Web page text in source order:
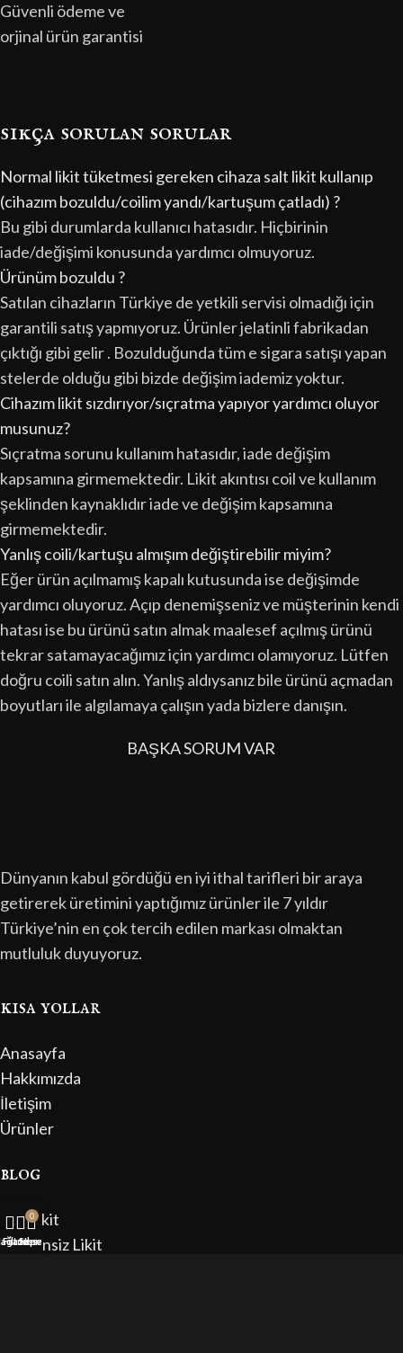
Güvenli ödeme ve
orjinal ürün garantisi
sıkça sorulan sorular
Normal likit tüketmesi gereken cihaza salt likit kullanıp
(cihazım bozuldu/coilim yandı/kartuşum çatladı) ?
Bu gibi durumlarda kullanıcı hatasıdır. Hiçbirinin
iade/değişimi konusunda yardımcı olmuyoruz.
Ürünüm bozuldu ?
Satılan cihazların Türkiye de yetkili servisi olmadığı için
garantili satış yapmıyoruz. Ürünler jelatinli fabrikadan
çıktığı gibi gelir . Bozulduğunda tüm e sigara satışı yapan
stelerde olduğu gibi bizde değişim iademiz yoktur.
Cihazım likit sızdırıyor/sıçratma yapıyor yardımcı oluyor
musunuz?
Sıçratma sorunu kullanım hatasıdır, iade değişim
kapsamına girmemektedir. Likit akıntısı coil ve kullanım
şeklinden kaynaklıdır iade ve değişim kapsamına
girmemektedir.
Yanlış coili/kartuşu almışım değiştirebilir miyim?
Eğer ürün açılmamış kapalı kutusunda ise değişimde
yardımcı oluyoruz. Açıp denemişseniz ve müşterinin kendi
hatası ise bu ürünü satın almak maalesef açılmış ürünü
tekrar satamayacağımız için yardımcı olamıyoruz. Lütfen
doğru coili satın alın. Yanlış aldıysanız bile ürünü açmadan
boyutları ile algılamaya çalışın yada bizlere danışın.
BAŞKA SORUM VAR
Dünyanın kabul gördüğü en iyi ithal tarifleri bir araya
getirerek üretimini yaptığımız ürünler ile 7 yıldır
Türkiye’nin en çok tercih edilen markası olmaktan
mutluluk duyuyoruz.
kısa yollar
Anasayfa
Hakkımızda
İletişim
Ürünler
blog
Salt Likit
Nikotinsiz Likit
Filtreler
0
Sepet
Hesabım